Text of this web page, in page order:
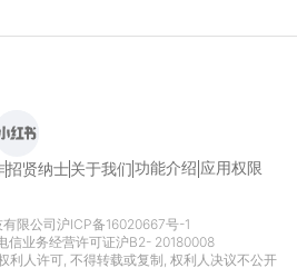
招贤纳士关于我们功能介绍 应用权限
限公司沪ICP备16020667号-1
信业务经营许可证沪B2- 20180008
利人许可, 不得转载或复制, 权利人决议不公开